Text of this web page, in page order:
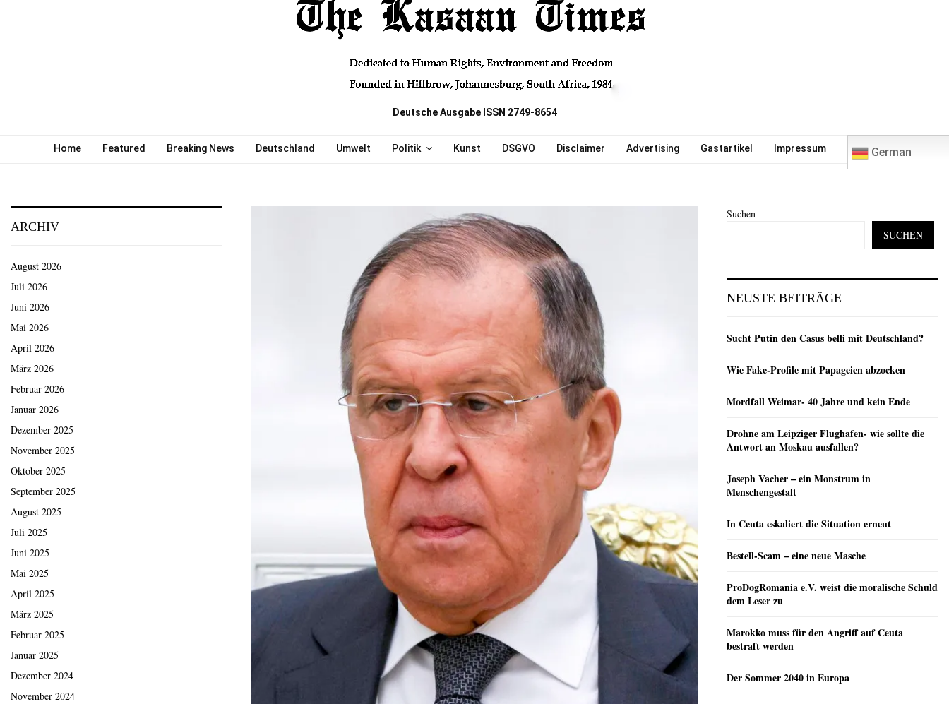
Deutsche Ausgabe ISSN 2749-8654
Home Featured Breaking News Deutschland Umwelt Politik Kunst DSGVO Disclaimer Advertising Gastartikel Impressum German
ARCHIV
August 2026
Juli 2026
Juni 2026
Mai 2026
April 2026
März 2026
Februar 2026
Januar 2026
Dezember 2025
November 2025
Oktober 2025
September 2025
August 2025
Juli 2025
Juni 2025
Mai 2025
April 2025
März 2025
Februar 2025
Januar 2025
Dezember 2024
November 2024
Suchen
SUCHEN
NEUSTE BEITRÄGE
Sucht Putin den Casus belli mit Deutschland?
Wie Fake-Profile mit Papageien abzocken
Mordfall Weimar- 40 Jahre und kein Ende
Drohne am Leipziger Flughafen- wie sollte die
Antwort an Moskau ausfallen?
Joseph Vacher – ein Monstrum in
Menschengestalt
In Ceuta eskaliert die Situation erneut
Bestell-Scam – eine neue Masche
ProDogRomania e.V. weist die moralische Schuld
dem Leser zu
Marokko muss für den Angriff auf Ceuta
bestraft werden
Der Sommer 2040 in Europa